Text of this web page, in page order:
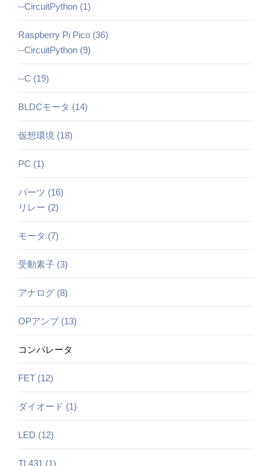
--CircuitPython (1)
Raspberry Pi Pico (36)
--CircuitPython (9)
--C (19)
BLDCモータ (14)
仮想環境 (18)
PC (1)
パーツ (16)
リレー (2)
モータ (7)
受動素子 (3)
アナログ (8)
OPアンプ (13)
コンパレータ
FET (12)
ダイオード (1)
LED (12)
TL431 (1)